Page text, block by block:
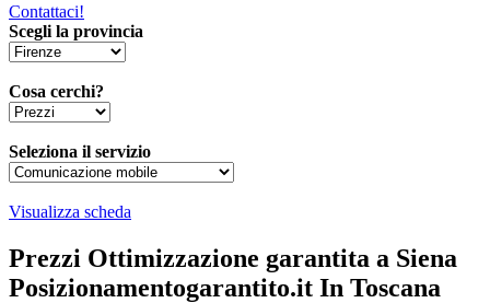
Contattaci!
Scegli la provincia
Cosa cerchi?
Seleziona il servizio
Visualizza scheda
Prezzi Ottimizzazione garantita a Siena
Posizionamentogarantito.it In Toscana